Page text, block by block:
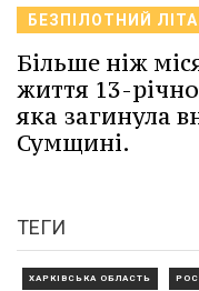
БЕЗПІЛОТНИЙ
Більше ніж
життя 13-
яка загинула
Сумщині.
ТЕГИ
ХАРКІВСЬКА ОБЛАСТЬ